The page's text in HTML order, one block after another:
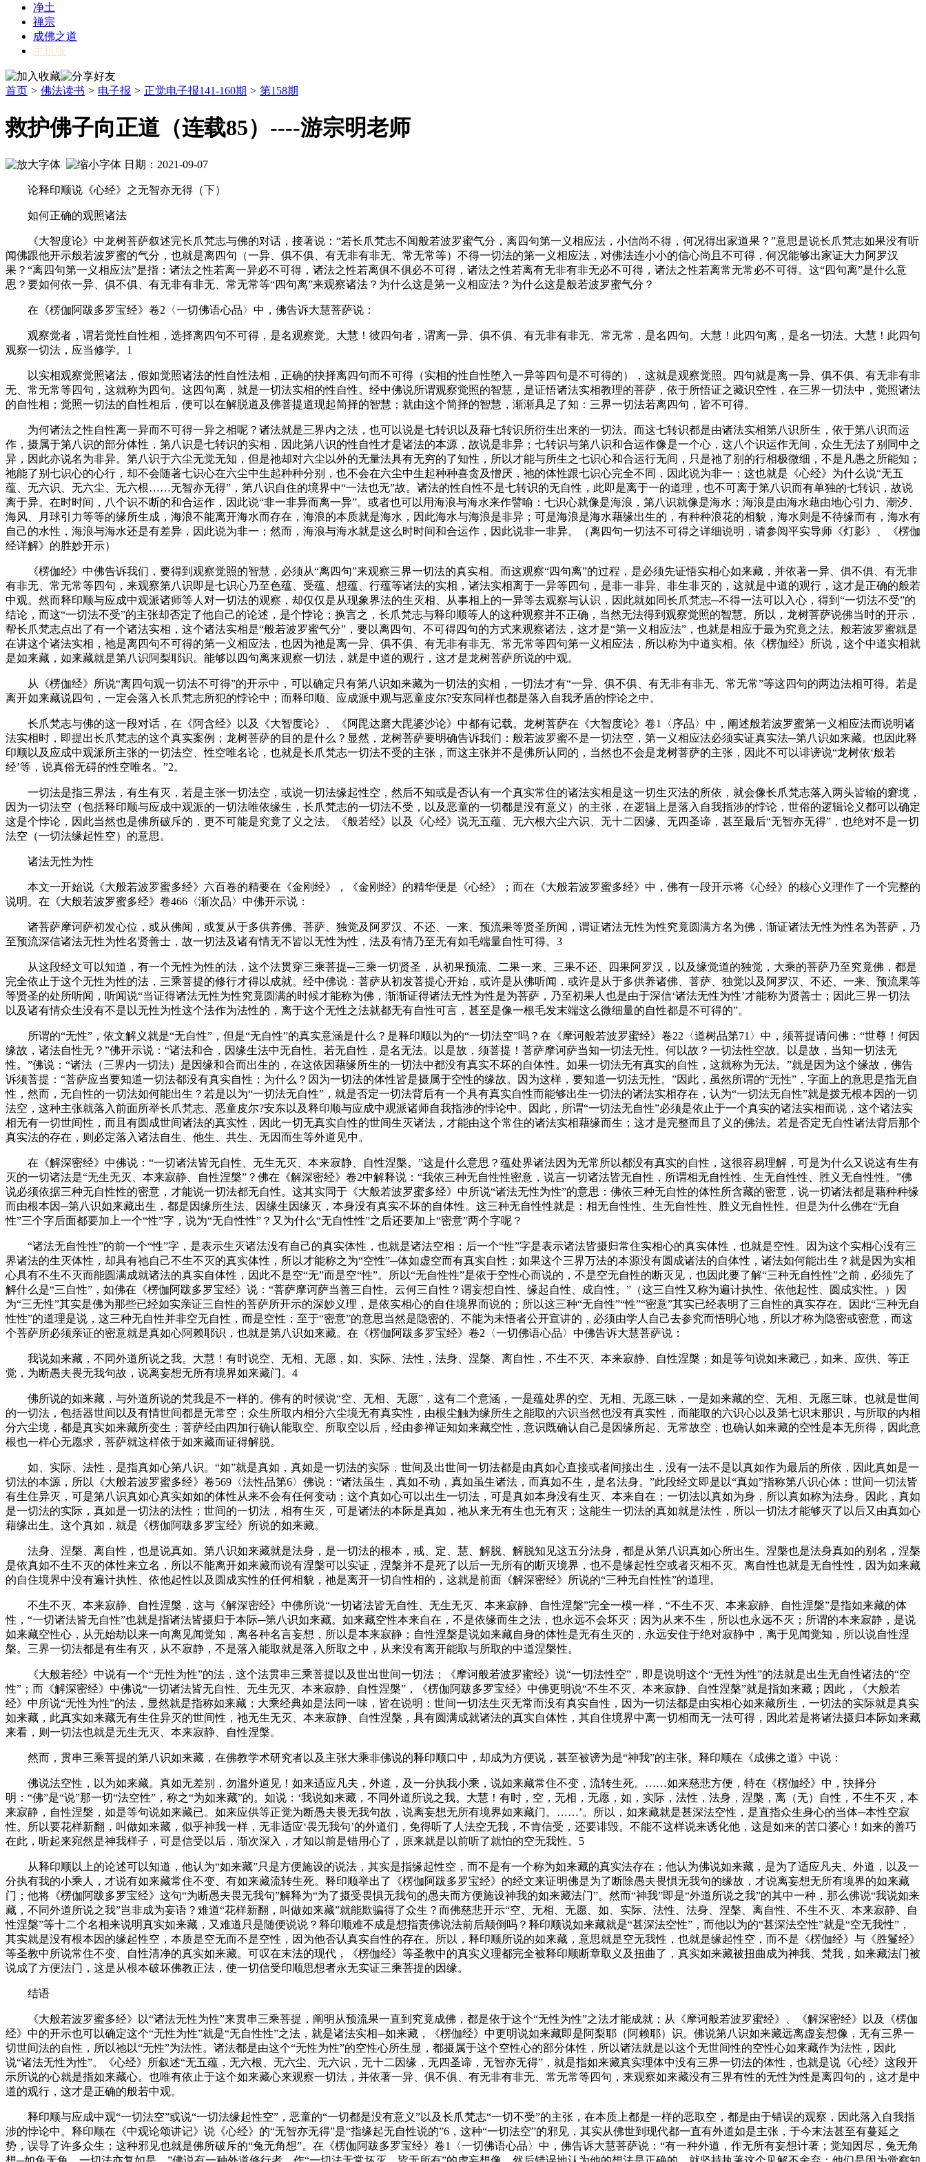
净土
禅宗
成佛之道
手机版
首页 > 佛法读书 > 电子报 > 正觉电子报141-160期 > 第158期
救护佛子向正道（连载85）----游宗明老师
日期：2021-09-07
论释印顺说《心经》之无智亦无得（下）
如何正确的观照诸法
《大智度论》中龙树菩萨叙述完长爪梵志与佛的对话，接著说：“若长爪梵志不闻般若波罗蜜气分，离四句第一义相应法，小信尚不得，何况得出家道果？”意思是说长爪梵志如果没有听
闻佛跟他开示般若波罗蜜的气分，也就是离四句（一异、俱不俱、有无非有非无、常无常等）不得一切法的第一义相应法，对佛法连小小的信心尚且不可得，何况能够出家证大力阿罗汉
果？“离四句第一义相应法”是指：诸法之性若离一异必不可得，诸法之性若离俱不俱必不可得，诸法之性若离有无非有非无必不可得，诸法之性若离常无常必不可得。这“四句离”是什么意
思？要如何依一异、俱不俱、有无非有非无、常无常等“四句离”来观察诸法？为什么这是第一义相应法？为什么这是般若波罗蜜气分？
在《楞伽阿跋多罗宝经》卷2〈一切佛语心品〉中，佛告诉大慧菩萨说：
观察觉者，谓若觉性自性相，选择离四句不可得，是名观察觉。大慧！彼四句者，谓离一异、俱不俱、有无非有非无、常无常，是名四句。大慧！此四句离，是名一切法。大慧！此四句
观察一切法，应当修学。1
以实相观察觉照诸法，假如觉照诸法的性自性法相，正确的抉择离四句而不可得（实相的性自性堕入一异等四句是不可得的），这就是观察觉照。四句就是离一异、俱不俱、有无非有非
无、常无常等四句，这就称为四句。这四句离，就是一切法实相的性自性。经中佛说所谓观察觉照的智慧，是证悟诸法实相教理的菩萨，依于所悟证之藏识空性，在三界一切法中，觉照诸法
的自性相；觉照一切法的自性相后，便可以在解脱道及佛菩提道现起简择的智慧；就由这个简择的智慧，渐渐具足了知：三界一切法若离四句，皆不可得。
为何诸法之性自性离一异而不可得一异之相呢？诸法就是三界内之法，也可以说是七转识以及藉七转识所衍生出来的一切法。而这七转识都是由诸法实相第八识所生，依于第八识而运
作，摄属于第八识的部分体性，第八识是七转识的实相，因此第八识的性自性才是诸法的本源，故说是非异；七转识与第八识和合运作像是一个心，这八个识运作无间，众生无法了别同中之
异，因此亦说名为非异。第八识于六尘无觉无知，但是祂却对六尘以外的无量法具有无穷的了知性，所以才能与所生之七识心和合运行无间，只是祂了别的行相极微细，不是凡愚之所能知；
祂能了别七识心的心行，却不会随著七识心在六尘中生起种种分别，也不会在六尘中生起种种喜贪及憎厌，祂的体性跟七识心完全不同，因此说为非一；这也就是《心经》为什么说“无五
蕴、无六识、无六尘、无六根……无智亦无得”，第八识自住的境界中“一法也无”故。诸法的性自性不是七转识的无自性，此即是离于一的道理，也不可离于第八识而有单独的七转识，故说
离于异。在时时间，八个识不断的和合运作，因此说“非一非异而离一异”。或者也可以用海浪与海水来作譬喻：七识心就像是海浪，第八识就像是海水；海浪是由海水藉由地心引力、潮汐、
海风、月球引力等等的缘所生成，海浪不能离开海水而存在，海浪的本质就是海水，因此海水与海浪是非异；可是海浪是海水藉缘出生的，有种种浪花的相貌，海水则是不待缘而有，海水有
自己的水性，海浪与海水还是有差异，因此说为非一；然而，海浪与海水就是这么时时间和合运作，因此说非一非异。（离四句一切法不可得之详细说明，请参阅平实导师《灯影》、《楞伽
经详解》的胜妙开示）
《楞伽经》中佛告诉我们，要得到观察觉照的智慧，必须从“离四句”来观察三界一切法的真实相。而这观察“四句离”的过程，是必须先证悟实相心如来藏，并依著一异、俱不俱、有无非
有非无、常无常等四句，来观察第八识即是七识心乃至色蕴、受蕴、想蕴、行蕴等诸法的实相，诸法实相离于一异等四句，是非一非异、非生非灭的，这就是中道的观行，这才是正确的般若
中观。然而释印顺与应成中观派诸师等人对一切法的观察，却仅仅是从现象界法的生灭相、从事相上的一异等去观察与认识，因此就如同长爪梵志─不得一法可以入心，得到“一切法不受”的
结论，而这“一切法不受”的主张却否定了他自己的论述，是个悖论；换言之，长爪梵志与释印顺等人的这种观察并不正确，当然无法得到观察觉照的智慧。所以，龙树菩萨说佛当时的开示，
帮长爪梵志点出了有一个诸法实相，这个诸法实相是“般若波罗蜜气分”，要以离四句、不可得四句的方式来观察诸法，这才是“第一义相应法”，也就是相应于最为究竟之法。般若波罗蜜就是
在讲这个诸法实相，祂是离四句不可得的第一义相应法，也因为祂是离一异、俱不俱、有无非有非无、常无常等四句第一义相应法，所以称为中道实相。依《楞伽经》所说，这个中道实相就
是如来藏，如来藏就是第八识阿梨耶识。能够以四句离来观察一切法，就是中道的观行，这才是龙树菩萨所说的中观。
从《楞伽经》所说“离四句观一切法不可得”的开示中，可以确定只有第八识如来藏为一切法的实相，一切法才有“一异、俱不俱、有无非有非无、常无常”等这四句的两边法相可得。若是
离开如来藏说四句，一定会落入长爪梵志所犯的悖论中；而释印顺、应成派中观与恶童皮尔?安东同样也都是落入自我矛盾的悖论之中。
长爪梵志与佛的这一段对话，在《阿含经》以及《大智度论》、《阿毘达磨大毘婆沙论》中都有记载。龙树菩萨在《大智度论》卷1〈序品〉中，阐述般若波罗蜜第一义相应法而说明诸
法实相时，即提出长爪梵志的这个真实案例；龙树菩萨的目的是什么？显然，龙树菩萨要明确告诉我们：般若波罗蜜不是一切法空，第一义相应法必须实证真实法─第八识如来藏。也因此释
印顺以及应成中观派所主张的一切法空、性空唯名论，也就是长爪梵志一切法不受的主张，而这主张并不是佛所认同的，当然也不会是龙树菩萨的主张，因此不可以诽谤说“龙树依‘般若
经’等，说真俗无碍的性空唯名。”2。
一切法是指三界法，有生有灭，若是主张一切法空，或说一切法缘起性空，然后不知或是否认有一个真实常住的诸法实相是这一切生灭法的所依，就会像长爪梵志落入两头皆输的窘境，
因为一切法空（包括释印顺与应成中观派的一切法唯依缘生，长爪梵志的一切法不受，以及恶童的一切都是没有意义）的主张，在逻辑上是落入自我指涉的悖论，世俗的逻辑论义都可以确定
这是个悖论，因此当然也是佛所破斥的，更不可能是究竟了义之法。《般若经》以及《心经》说无五蕴、无六根六尘六识、无十二因缘、无四圣谛，甚至最后“无智亦无得”，也绝对不是一切
法空（一切法缘起性空）的意思。
诸法无性为性
本文一开始说《大般若波罗蜜多经》六百卷的精要在《金刚经》，《金刚经》的精华便是《心经》；而在《大般若波罗蜜多经》中，佛有一段开示将《心经》的核心义理作了一个完整的
说明。在《大般若波罗蜜多经》卷466〈渐次品〉中佛开示说：
诸菩萨摩诃萨初发心位，或从佛闻，或复从于多供养佛、菩萨、独觉及阿罗汉、不还、一来、预流果等贤圣所闻，谓证诸法无性为性究竟圆满方名为佛，渐证诸法无性为性名为菩萨，乃
至预流深信诸法无性为性名贤善士，故一切法及诸有情无不皆以无性为性，法及有情乃至无有如毛端量自性可得。3
从这段经文可以知道，有一个无性为性的法，这个法贯穿三乘菩提─三乘一切贤圣，从初果预流、二果一来、三果不还、四果阿罗汉，以及缘觉道的独觉，大乘的菩萨乃至究竟佛，都是
完全依止于这个无性为性的法，三乘菩提的修行才得以成就。经中佛说：菩萨从初发菩提心开始，或许是从佛听闻，或许是从于多供养诸佛、菩萨、独觉以及阿罗汉、不还、一来、预流果等
等贤圣的处所听闻，听闻说“当证得诸法无性为性究竟圆满的时候才能称为佛，渐渐证得诸法无性为性是为菩萨，乃至初果人也是由于深信‘诸法无性为性’才能称为贤善士；因此三界一切法
以及诸有情众生没有不是以无性为性这个法作为法性的，离于这个无性之法就都无有自性可言，甚至是像一根毛发末端这么微细量的自性都是不可得的”。
所谓的“无性”，依文解义就是“无自性”，但是“无自性”的真实意涵是什么？是释印顺以为的“一切法空”吗？在《摩诃般若波罗蜜经》卷22〈道树品第71〉中，须菩提请问佛：“世尊！何因
缘故，诸法自性无？”佛开示说：“诸法和合，因缘生法中无自性。若无自性，是名无法。以是故，须菩提！菩萨摩诃萨当知一切法无性。何以故？一切法性空故。以是故，当知一切法无
性。”佛说：“诸法（三界内一切法）是因缘和合而出生的，在这依因藉缘所生的一切法中都没有真实不坏的自体性。如果一切法无有真实的自性，这就称为无法。”就是因为这个缘故，佛告
诉须菩提：“菩萨应当要知道一切法都没有真实自性；为什么？因为一切法的体性皆是摄属于空性的缘故。因为这样，要知道一切法无性。”因此，虽然所谓的“无性”，字面上的意思是指无自
性，然而，无自性的一切法如何能出生？若是以为“一切法无自性”，就是否定一切法背后有一个具有真实自性而能够出生一切法的诸法实相存在，认为“一切法无自性”就是拨无根本因的一切
法空，这种主张就落入前面所举长爪梵志、恶童皮尔?安东以及释印顺与应成中观派诸师自我指涉的悖论中。因此，所谓“一切法无自性”必须是依止于一个真实的诸法实相而说，这个诸法实
相无有一切世间性，而且有圆成世间诸法的真实性，因此一切无真实自性的世间生灭诸法，才能由这个常住的诸法实相藉缘而生；这才是完整而且了义的佛法。若是否定无自性诸法背后那个
真实法的存在，则必定落入诸法自生、他生、共生、无因而生等外道见中。
在《解深密经》中佛说：“一切诸法皆无自性、无生无灭、本来寂静、自性涅槃。”这是什么意思？蕴处界诸法因为无常所以都没有真实的自性，这很容易理解，可是为什么又说这有生有
灭的一切诸法是“无生无灭、本来寂静、自性涅槃”？佛在《解深密经》卷2中解释说：“我依三种无自性性密意，说言一切诸法皆无自性，所谓相无自性性、生无自性性、胜义无自性性。”佛
说必须依据三种无自性性的密意，才能说一切法都无自性。这其实同于《大般若波罗蜜多经》中所说“诸法无性为性”的意思：佛依三种无自性的体性所含藏的密意，说一切诸法都是藉种种缘
而由根本因─第八识如来藏出生，都是因缘所生法、因缘生因缘灭，本身没有真实不坏的自体性。这三种无自性性就是：相无自性性、生无自性性、胜义无自性性。但是为什么佛在“无自
性”三个字后面都要加上一个“性”字，说为“无自性性”？又为什么“无自性性”之后还要加上“密意”两个字呢？
“诸法无自性性”的前一个“性”字，是表示生灭诸法没有自己的真实体性，也就是诸法空相；后一个“性”字是表示诸法皆摄归常住实相心的真实体性，也就是空性。因为这个实相心没有三
界诸法的生灭体性，却具有祂自己不生不灭的真实体性，所以才能称之为“空性”─体如虚空而有真实自性；如果这个三界万法的本源没有圆成诸法的自体性，诸法如何能出生？就是因为实相
心具有不生不灭而能圆满成就诸法的真实自体性，因此不是空“无”而是空“性”。所以“无自性性”是依于空性心而说的，不是空无自性的断灭见，也因此要了解“三种无自性性”之前，必须先了
解什么是“三自性”，如佛在《楞伽阿跋多罗宝经》说：“菩萨摩诃萨当善三自性。云何三自性？谓妄想自性、缘起自性、成自性。”（这三自性又称为遍计执性、依他起性、圆成实性。）因
为“三无性”其实是佛为那些已经如实亲证三自性的菩萨所开示的深妙义理，是依实相心的自住境界而说的；所以这三种“无自性”“性”“密意”其实已经表明了三自性的真实存在。因此“三种无自
性性”的道理是说，这三种无自性并非空无自性，而是空性；至于“密意”的意思当然是隐密的、不能为未悟者公开宣讲的，必须由学人自己去参究而悟明心地，所以才称为隐密或密意，而这
个菩萨所必须亲证的密意就是真如心阿赖耶识，也就是第八识如来藏。在《楞伽阿跋多罗宝经》卷2〈一切佛语心品〉中佛告诉大慧菩萨说：
我说如来藏，不同外道所说之我。大慧！有时说空、无相、无愿，如、实际、法性，法身、涅槃、离自性，不生不灭、本来寂静、自性涅槃；如是等句说如来藏已，如来、应供、等正
觉，为断愚夫畏无我句故，说离妄想无所有境界如来藏门。4
佛所说的如来藏，与外道所说的梵我是不一样的。佛有的时候说“空、无相、无愿”，这有二个意涵，一是蕴处界的空、无相、无愿三昧，一是如来藏的空、无相、无愿三昧。也就是世间
的一切法，包括器世间以及有情世间都是无常空；众生所取内相分六尘境无有真实性，由根尘触为缘所生之能取的六识当然也没有真实性，而能取的六识心以及第七识末那识，与所取的内相
分六尘境，都是真实如来藏所变生；菩萨经由四加行确认能取空、所取空以后，经由参禅证知如来藏空性，意识既确认自己是因缘所起、无常故空，也确认如来藏的空性是本无所得，因此意
根也一样心无愿求，菩萨就这样依于如来藏而证得解脱。
如、实际、法性，是指真如心第八识。“如”就是真如，真如是一切法的实际，世间及出世间一切法都是由真如心直接或者间接出生，没有一法不是以真如作为最后的所依，因此真如是一
切法的本源，所以《大般若波罗蜜多经》卷569〈法性品第6〉佛说：“诸法虽生，真如不动，真如虽生诸法，而真如不生，是名法身。”此段经文即是以“真如”指称第八识心体：世间一切法皆
有生住异灭，可是第八识真如心真实如如的体性从来不会有任何变动；这个真如心可以出生一切法，可是真如本身没有生灭、本来自在；一切法以真如为身，所以真如称为法身。因此，真如
是一切法的实际，真如是一切法的法性；世间的一切法，相有生灭，可是诸法的本际是真如，祂从来无有生也无有灭；这能生一切法的真如就是法性，所以一切法才能够灭了以后又由真如心
藉缘出生。这个真如，就是《楞伽阿跋多罗宝经》所说的如来藏。
法身、涅槃、离自性，也是说真如。第八识如来藏就是法身，是一切法的根本，戒、定、慧、解脱、解脱知见这五分法身，都是从第八识真如心所出生。涅槃也是法身真如的别名，涅槃
是依真如不生不灭的体性来立名，所以不能离开如来藏而说有涅槃可以实证，涅槃并不是死了以后一无所有的断灭境界，也不是缘起性空或者灭相不灭。离自性也就是无自性性，因为如来藏
的自住境界中没有遍计执性、依他起性以及圆成实性的任何相貌，祂是离开一切自性相的，这就是前面《解深密经》所说的“三种无自性性”的道理。
不生不灭、本来寂静、自性涅槃，这与《解深密经》中佛所说“一切诸法皆无自性、无生无灭、本来寂静、自性涅槃”完全一模一样，“不生不灭、本来寂静、自性涅槃”是指如来藏的体
性，“一切诸法皆无自性”也就是指诸法皆摄归于本际─第八识如来藏。如来藏空性本来自在，不是依缘而生之法，也永远不会坏灭；因为从来不生，所以也永远不灭；所谓的本来寂静，是说
如来藏空性心，从无始劫以来一向离见闻觉知，离各种名言妄想，所以是本来寂静；自性涅槃是说如来藏自身的体性是无有生灭的，永远安住于绝对寂静中，离于见闻觉知，所以说自性涅
槃。三界一切法都是有生有灭，从不寂静，不是落入能取就是落入所取之中，从来没有离开能取与所取的中道涅槃性。
《大般若经》中说有一个“无性为性”的法，这个法贯串三乘菩提以及世出世间一切法；《摩诃般若波罗蜜经》说“一切法性空”，即是说明这个“无性为性”的法就是出生无自性诸法的“空
性”；而《解深密经》中佛说“一切诸法皆无自性、无生无灭、本来寂静、自性涅槃”，《楞伽阿跋多罗宝经》中佛更明说“不生不灭、本来寂静、自性涅槃”就是指如来藏；因此，《大般若
经》中所说“无性为性”的法，显然就是指称如来藏；大乘经典如是法同一味，皆在说明：世间一切法生灭无常而没有真实自性，因为一切法都是由实相心如来藏所生，一切法的实际就是真实
如来藏，此真实如来藏无有生住异灭的世间性，祂无生无灭、本来寂静、自性涅槃，具有圆满成就诸法的真实自体性，其自住境界中离一切相而无一法可得，因此若是将诸法摄归本际如来藏
来看，则一切法也就是无生无灭、本来寂静、自性涅槃。
然而，贯串三乘菩提的第八识如来藏，在佛教学术研究者以及主张大乘非佛说的释印顺口中，却成为方便说，甚至被谤为是“神我”的主张。释印顺在《成佛之道》中说：
佛说法空性，以为如来藏。真如无差别，勿滥外道见！如来适应凡夫，外道，及一分执我小乘，说如来藏常住不变，流转生死。……如来慈悲方便，特在《楞伽经》中，抉择分
明：“佛”是“说”那一切“法空性”，称之“为如来藏”的。如说：‘我说如来藏，不同外道所说之我。大慧！有时，空，无相，无愿，如，实际，法性，法身，涅槃，离（无）自性，不生不灭，本
来寂静，自性涅槃，如是等句说如来藏已。如来应供等正觉为断愚夫畏无我句故，说离妄想无所有境界如来藏门。……’。所以，如来藏就是甚深法空性，是直指众生身心的当体─本性空寂
性。所以要花样新翻，叫做如来藏，似乎神我一样，无非适应‘畏无我句’的外道们，免得听了人法空无我，不肯信受，还要诽毁。不能不这样说来诱化他，这是如来的苦口婆心！如来的善巧
在此，听起来宛然是神我样子，可是信受以后，渐次深入，才知以前是错用心了，原来就是以前听了就怕的空无我性。5
从释印顺以上的论述可以知道，他认为“如来藏”只是方便施设的说法，其实是指缘起性空，而不是有一个称为如来藏的真实法存在；他认为佛说如来藏，是为了适应凡夫、外道，以及一
分执有我的小乘人，才说有如来藏常住不变、有如来藏流转生死。释印顺举出了《楞伽阿跋多罗宝经》的经文来证明佛是为了断除愚夫畏惧无我句的缘故，才说离妄想无所有境界的如来藏
门；他将《楞伽阿跋多罗宝经》这句“为断愚夫畏无我句”解释为“为了摄受畏惧无我句的愚夫而方便施设神我的如来藏法门”。然而“神我”即是“外道所说之我”的其中一种，那么佛说“我说如来
藏，不同外道所说之我”岂非成为妄语？难道“花样新翻，叫做如来藏”就能欺骗得了众生？而佛慈悲开示“空、无相、无愿、如、实际、法性、法身、涅槃、离自性、不生不灭、本来寂静、自
性涅槃”等十二个名相来说明真实如来藏，又难道只是随便说说？释印顺难不成是想指责佛说法前后颠倒吗？释印顺说如来藏就是“甚深法空性”，而他以为的“甚深法空性”就是“空无我性”，
其实就是没有根本因的缘起性空，本质是空无而不是空性，因为他否认真实自性的存在。所以，释印顺所说的如来藏，意思就是空无我性，也就是缘起性空，而不是《楞伽经》与《胜鬘经》
等圣教中所说常住不变、自性清净的真实如来藏。可叹在末法的现代，《楞伽经》等圣教中的真实义理都完全被释印顺断章取义及扭曲了，真实如来藏被扭曲成为神我、梵我，如来藏法门被
说成了方便法门，这是从根本破坏佛教正法，使一切信受印顺思想者永无实证三乘菩提的因缘。
结语
《大般若波罗蜜多经》以“诸法无性为性”来贯串三乘菩提，阐明从预流果一直到究竟成佛，都是依于这个“无性为性”之法才能成就；从《摩诃般若波罗蜜经》、《解深密经》以及《楞伽
经》中的开示也可以确定这个“无性为性”就是“无自性性”之法，就是诸法实相─如来藏，《楞伽经》中更明说如来藏即是阿梨耶（阿赖耶）识。佛说第八识如来藏远离虚妄想像，无有三界一
切世间法的自性，所以祂以“无性”为法性。诸法都是由这个“无性为性”的空性心所生显，都摄属于这个空性心的部分体性，所以诸法就是以这个无世间性的空性心如来藏作为法性，因此
说“诸法无性为性”。《心经》所叙述“无五蕴，无六根、无六尘、无六识，无十二因缘，无四圣谛，无智亦无得”，就是指如来藏真实理体中没有三界一切法的体性，也就是说《心经》这段开
示所说的心就是指如来藏心。也唯有依止于这个如来藏心来观察一切法，并依著一异、俱不俱、有无非有非无、常无常等四句，来观察如来藏没有三界有性的无性为性是离四句的，这才是中
道的观行，这才是正确的般若中观。
释印顺与应成中观“一切法空”或说“一切法缘起性空”，恶童的“一切都是没有意义”以及长爪梵志“一切不受”的主张，在本质上都是一样的恶取空，都是由于错误的观察，因此落入自我指
涉的悖论中。释印顺在《中观论颂讲记》说《心经》的“无智亦无得”是“指缘起无自性说的”6，这种“一切法空”的邪见，其实从佛世到现代都一直有外道如是主张，于今末法甚至有蔓延之
势，误导了许多众生；这种邪见也就是佛所破斥的“兔无角想”。在《楞伽阿跋多罗宝经》卷1〈一切佛语心品〉中，佛告诉大慧菩萨说：“有一种外道，作无所有妄想计著；觉知因尽，兔无角